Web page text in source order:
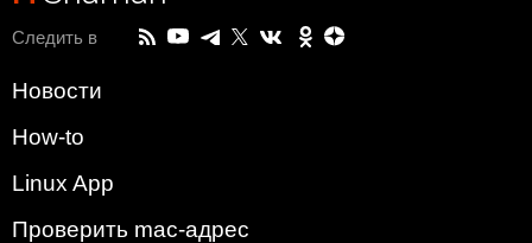
Следить в
Новости
How-to
Linux App
Проверить mac-адрес